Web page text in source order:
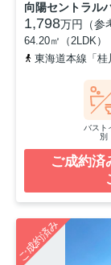
向陽セントラル
1,798万円（参
64.20㎡（2LDK）
東海道本線「
バスト
別
ご成約済
ご成約済み